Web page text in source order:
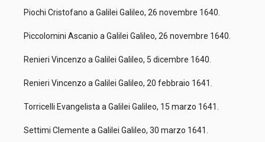
Piochi Cristofano a Galilei Galileo, 26 novembre 1640.
Piccolomini Ascanio a Galilei Galileo, 26 novembre 1640.
Renieri Vincenzo a Galilei Galileo, 5 dicembre 1640.
Renieri Vincenzo a Galilei Galileo, 20 febbraio 1641.
Torricelli Evangelista a Galilei Galileo, 15 marzo 1641.
Settimi Clemente a Galilei Galileo, 30 marzo 1641.